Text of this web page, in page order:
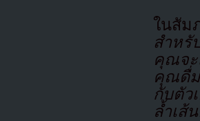
ในสั
สำหรั
คุณจะ
คุณดื่ม
กับตัว
ล้ำเส้